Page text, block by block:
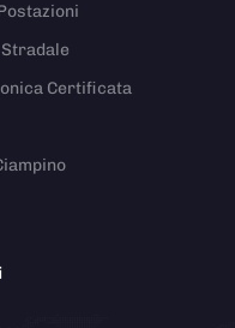
Certificata